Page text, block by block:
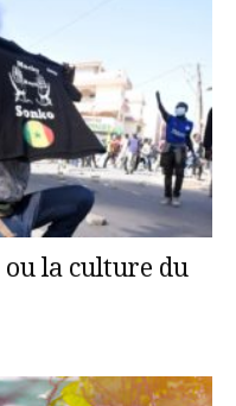
la culture du